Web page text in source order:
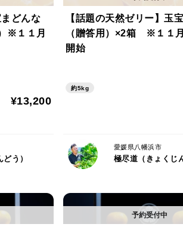
リジナルブランドとなります。
にばらつきがある為、小さめのものが
す。 ※１箱あたり
まどんな
※１１月
¥13,200
う）
【話題の天然ゼリー】玉
（贈答用）×2箱 ※１１
開始
約5kg
愛媛県八幡浜市
極尽道（きょくじ